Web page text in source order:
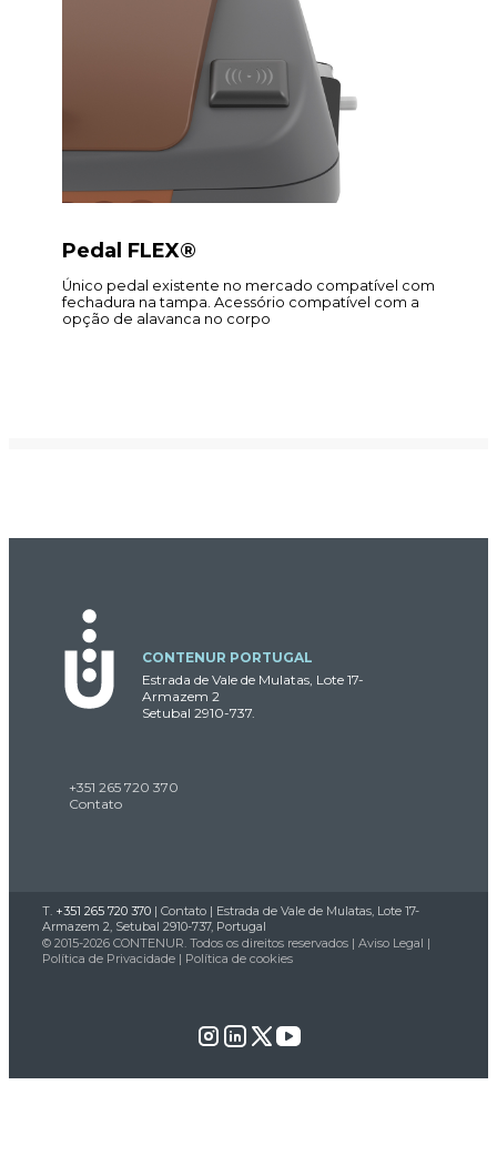
Pedal FLEX®
Único pedal existente no mercado compatível com
fechadura na tampa. Acessório compatível com a
opção de alavanca no corpo
CONTENUR PORTUGAL
Estrada de Vale de Mulatas, Lote 17-
Armazem 2
Setubal 2910-737.
+351 265 720 370
Contato
T. +351 265 720 370 | Contato | Estrada de Vale de Mulatas, Lote 17-
Armazem 2, Setubal 2910-737, Portugal
© 2015-2026 CONTENUR. Todos os direitos reservados | Aviso Legal |
Política de Privacidade | Política de cookies